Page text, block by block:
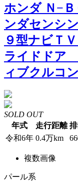
ホンダ Ｎ−
ンダセンシ
９型ナビＴ
ライドドア
ィブクルコ
SOLD OUT
年式
走行距離
令和6年 0.4万km
複数画像
パール系